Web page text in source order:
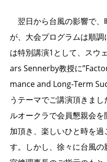
翌日から台風の影響で、
が、大会プログラムは順
は特別講演1として、スウ
ars Sennerby教授に
mance and Long-Term
うテーマでご講演頂きま
ルオークラで会員懇親会
加頂き、楽しいひと時を
す。しかし、徐々に台風の